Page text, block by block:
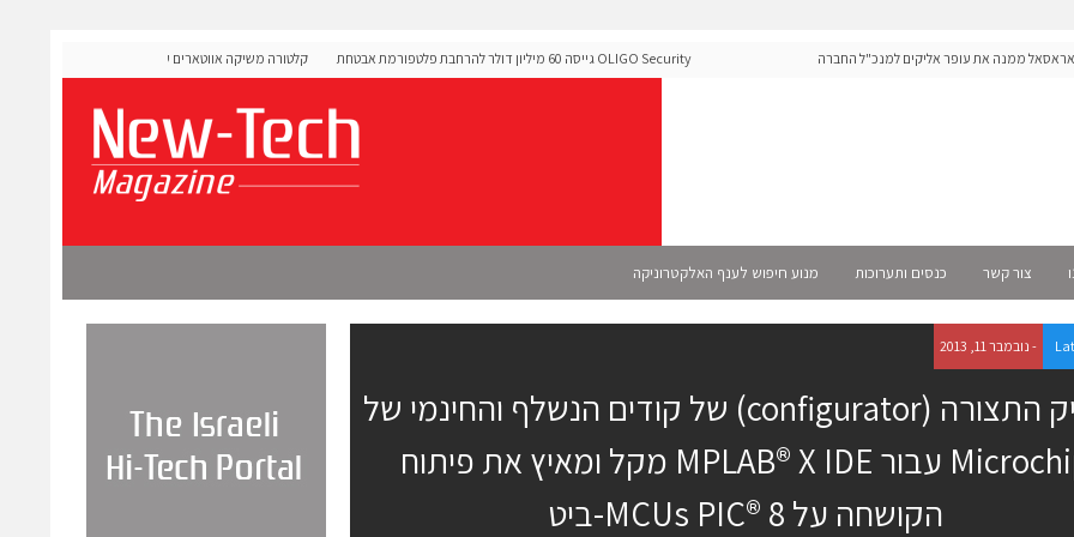
ממנה את עופר אליקים למנכ"ל החברה
OLIGO Security גייסה 60 מיליון דולר להרחבת פלטפורמת אבטחת
קלטורה משיקה אווטארים עם אינטליגנציה רגשית לתרגול
צור קשר כנסים ותערוכות מנוע חיפוש לענף האלקטרוניקה
- נובמבר 11, 2013
מעניק התצורה (configurator) של קודים הנשלף והחינמי של
Microchip עבור MPLAB® X IDE מקל ומאיץ את פיתוח
הקושחה על MCUs PIC® 8-ביט